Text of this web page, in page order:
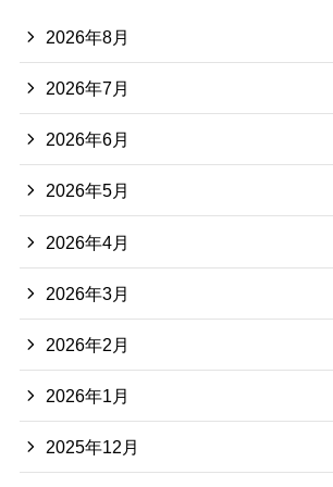
2026年8月
2026年7月
2026年6月
2026年5月
2026年4月
2026年3月
2026年2月
2026年1月
2025年12月